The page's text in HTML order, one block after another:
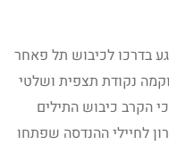
בדרכו לכיבוש תל פאחר
נקודת תצפית ושלטי
הקרב כיבוש התילים
לחיילי ההנדסה שפתחו